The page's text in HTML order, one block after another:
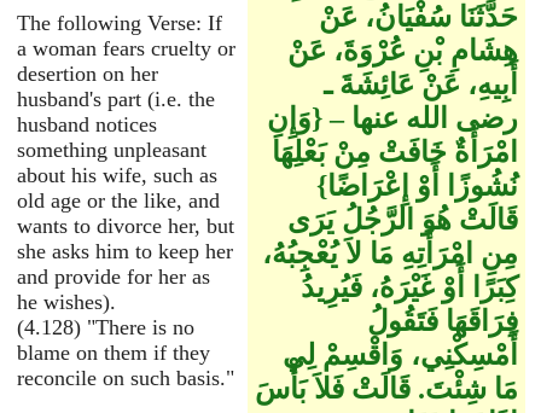
The following Verse: If
a woman fears cruelty or
desertion on her
husband's part (i.e. the
husband notices
something unpleasant
about his wife, such as
old age or the like, and
wants to divorce her, but
she asks him to keep her
and provide for her as
he wishes).
(4.128) "There is no
blame on them if they
reconcile on such basis."
حَدَّثَنَا سُفْيَانُ، عَنْ
هِشَامِ بْنِ عُرْوَةَ، عَنْ
أَبِيهِ، عَنْ عَائِشَةَ ـ
رضى الله عنها – ‏{‏وَإِنِ
امْرَأَةٌ خَافَتْ مِنْ بَعْلِهَا
نُشُوزًا أَوْ إِعْرَاضًا‏}‏
قَالَتْ هُوَ الرَّجُلُ يَرَى
مِنِ امْرَأَتِهِ مَا لاَ يُعْجِبُهُ،
كِبَرًا أَوْ غَيْرَهُ، فَيُرِيدُ
فِرَاقَهَا فَتَقُولُ
أَمْسِكْنِي، وَاقْسِمْ لِي
مَا شِئْتَ‏.‏ قَالَتْ فَلاَ بَأْسَ